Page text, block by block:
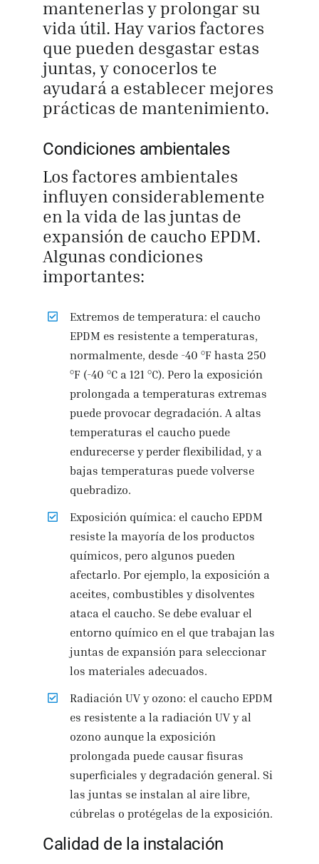
mantenerlas y prolongar su
vida útil. Hay varios factores
que pueden desgastar estas
juntas, y conocerlos te
ayudará a establecer mejores
prácticas de mantenimiento.
Condiciones ambientales
Los factores ambientales
influyen considerablemente
en la vida de las juntas de
expansión de caucho EPDM.
Algunas condiciones
importantes:
Extremos de temperatura: el caucho
EPDM es resistente a temperaturas,
normalmente, desde -40 °F hasta 250
°F (-40 °C a 121 °C). Pero la exposición
prolongada a temperaturas extremas
puede provocar degradación. A altas
temperaturas el caucho puede
endurecerse y perder flexibilidad, y a
bajas temperaturas puede volverse
quebradizo.
Exposición química: el caucho EPDM
resiste la mayoría de los productos
químicos, pero algunos pueden
afectarlo. Por ejemplo, la exposición a
aceites, combustibles y disolventes
ataca el caucho. Se debe evaluar el
entorno químico en el que trabajan las
juntas de expansión para seleccionar
los materiales adecuados.
Radiación UV y ozono: el caucho EPDM
es resistente a la radiación UV y al
ozono aunque la exposición
prolongada puede causar fisuras
superficiales y degradación general. Si
las juntas se instalan al aire libre,
cúbrelas o protégelas de la exposición.
Calidad de la instalación